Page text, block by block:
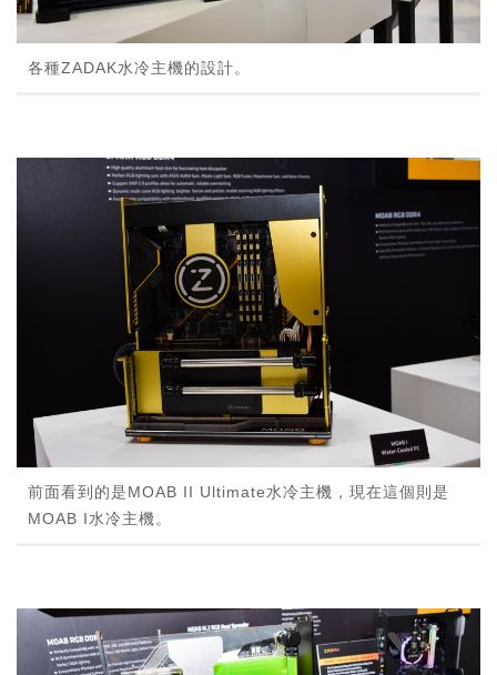
各種ZADAK水冷主機的設計。
前面看到的是MOAB II Ultimate水冷主機，現在這個則是
MOAB I水冷主機。